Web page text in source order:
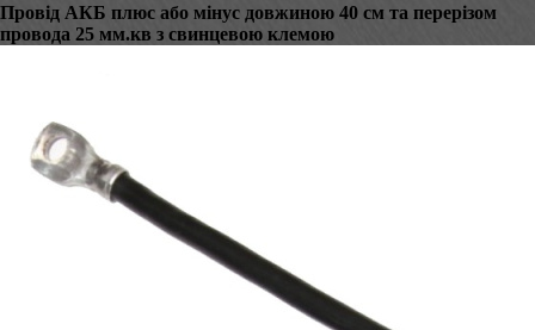
Провід АКБ плюс або мінус довжиною 40 см та перерізом
провода 25 мм.кв з свинцевою клемою